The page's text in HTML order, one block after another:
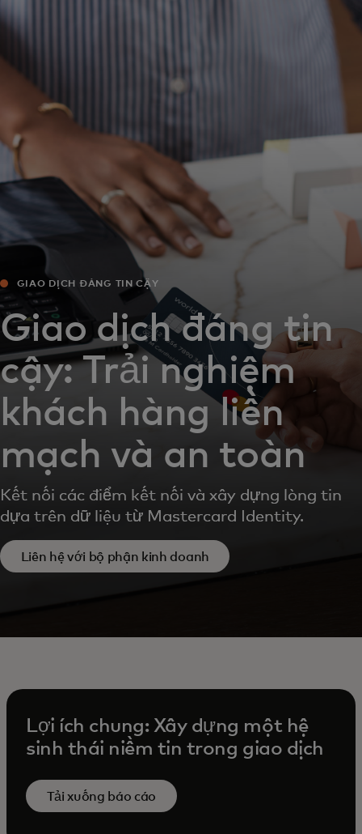
Dành cho doanh nghiệp
Dành cho thế giới
Dành cho nhà đổi mới
Tin tức và xu hướng
GIAO DỊCH ĐÁNG TIN CẬY
Giao dịch đáng tin
cậy: Trải nghiệm
khách hàng liền
mạch và an toàn
Kết nối các điểm kết nối và xây dựng lòng tin
dựa trên dữ liệu từ Mastercard Identity.
Liên hệ với bộ phận kinh doanh
Lợi ích chung: Xây dựng một hệ
sinh thái niềm tin trong giao dịch
Tải xuống báo cáo